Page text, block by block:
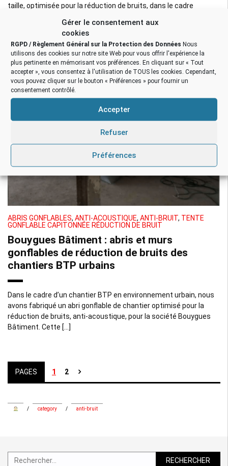
Gérer le consentement aux
cookies
RGPD / Règlement Général sur la Protection des Données Nous
utilisons des cookies sur notre site Web pour vous offrir l'expérience la
plus pertinente en mémorisant vos préférences. En cliquant sur « Tout
accepter », vous consentez à l'utilisation de TOUS les cookies. Cependant,
vous pouvez cliquer sur le bouton « Préférences » pour fournir un
consentement contrôlé.
Accepter
Refuser
Préférences
taille, optimisée pour la réduction de bruits, dans le cadre
mesures acoustiques. Plus précisément, […]
ABRIS GONFLABLES, ANTI-ACOUSTIQUE, ANTI-BRUIT, TENTE
GONFLABLE CAPITONNÉE RÉDUCTION DE BRUIT
Bouygues Bâtiment : abris et murs
gonflables de réduction de bruits des
chantiers BTP urbains
Dans le cadre d’un chantier BTP en environnement urbain, nous
avons fabriqué un abri gonflable de chantier optimisé pour la
réduction de bruits, anti-acoustique, pour la société Bouygues
Bâtiment. Cette […]
Pagination
des
Page
1 Page
2
/ category / anti-bruit
Rechercher :